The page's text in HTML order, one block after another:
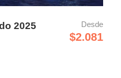
2025 Desde
$2.081